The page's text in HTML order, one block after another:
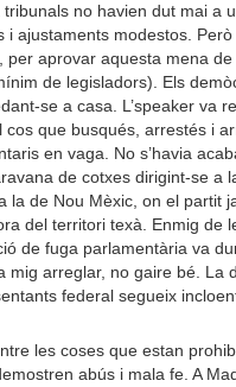
no havien dut mai a
i ajustaments modestos.
per aprovar aquesta mena
de legisladors). Els
se a casa. L’speaker va
cos que busqués, arrestés i
en vaga. No s’havia
de cotxes dirigint-se a
la de Nou Mèxic, on el partit
del territori texà. Enmig de
de fuga parlamentària va
mig arreglar, no gaire bé. La
federal segueix
les coses que estan
abús i mala fe. A